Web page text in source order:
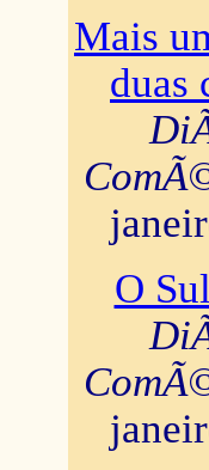
Mais
duas
O